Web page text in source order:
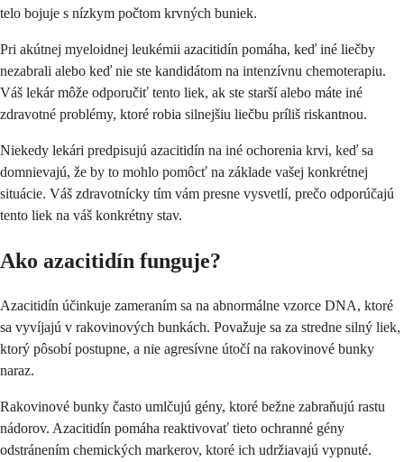
telo bojuje s nízkym počtom krvných buniek.
Pri akútnej myeloidnej leukémii azacitidín pomáha, keď iné liečby
nezabrali alebo keď nie ste kandidátom na intenzívnu chemoterapiu.
Váš lekár môže odporučiť tento liek, ak ste starší alebo máte iné
zdravotné problémy, ktoré robia silnejšiu liečbu príliš riskantnou.
Niekedy lekári predpisujú azacitidín na iné ochorenia krvi, keď sa
domnievajú, že by to mohlo pomôcť na základe vašej konkrétnej
situácie. Váš zdravotnícky tím vám presne vysvetlí, prečo odporúčajú
tento liek na váš konkrétny stav.
Ako azacitidín funguje?
Azacitidín účinkuje zameraním sa na abnormálne vzorce DNA, ktoré
sa vyvíjajú v rakovinových bunkách. Považuje sa za stredne silný liek,
ktorý pôsobí postupne, a nie agresívne útočí na rakovinové bunky
naraz.
Rakovinové bunky často umlčujú gény, ktoré bežne zabraňujú rastu
nádorov. Azacitidín pomáha reaktivovať tieto ochranné gény
odstránením chemických markerov, ktoré ich udržiavajú vypnuté.